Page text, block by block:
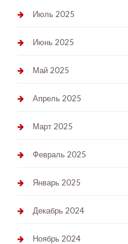
Июль 2025
Июнь 2025
Май 2025
Апрель 2025
Март 2025
Февраль 2025
Январь 2025
Декабрь 2024
Ноябрь 2024